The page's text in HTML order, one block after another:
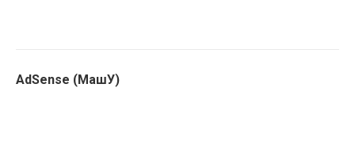
AdSense (МашУ)